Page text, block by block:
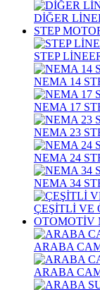
DİĞER
STEP
STEP
NEMA 14
NEMA 17
NEMA 23
NEMA 24
NEMA 34
ÇEŞİTLİ VE
OTOMOTİV
ARABA
ARABA